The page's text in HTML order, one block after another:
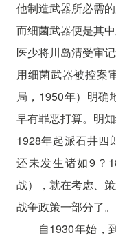
他制造武器所必需
而细菌武器便是其
医少将川岛清受审
用细菌武器被控案
局，1950年）明确
早有罪恶打算。明
1928年起派石井四
还未发生诸如9？
战），就在考虑、
战争政策一部分了。
自1930年始，